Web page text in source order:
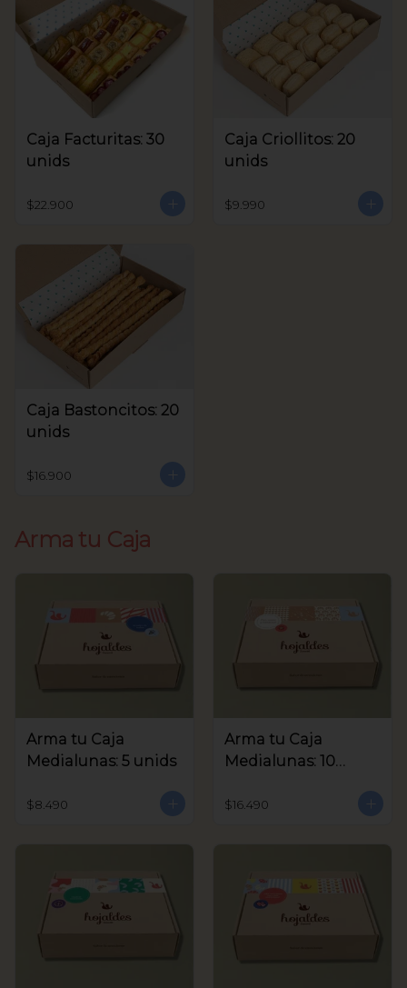
Caja Facturitas: 30
unids
$22.900
Caja Criollitos: 20
unids
$9.990
Caja Bastoncitos: 20
unids
$16.900
Arma tu Caja
Arma tu Caja
Medialunas: 5 unids
$8.490
Arma tu Caja
Medialunas: 10
$16.490